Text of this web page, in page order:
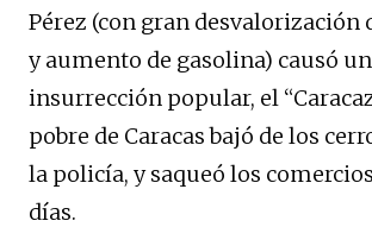
Pérez (con gran desvalorización
y aumento de gasolina) causó
insurrección popular, el
pobre de Caracas bajó de los
la policía, y saqueó los
días.